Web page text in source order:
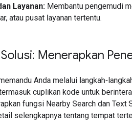
Layanan: Membantu pengemudi
atau pusat layanan tertentu.
Solusi: Menerapkan
memandu Anda melalui langkah-
termasuk cuplikan kode untuk
fungsi Nearby Search dan
selengkapnya tentang tempat